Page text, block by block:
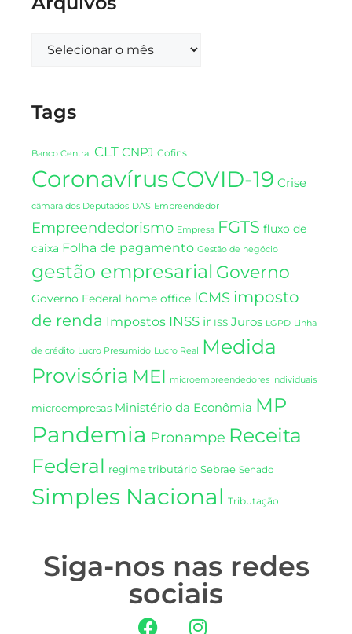
Tags
Banco Central CLT CNPJ Cofins
CoronavírusCOVID-19 Crise
câmara dos Deputados DAS Empreendedor
Empreendedorismo Empresa FGTS fluxo de
caixa Folha de pagamento Gestão de negócio
gestão empresarial Governo
Governo Federal home office ICMS imposto
de renda Impostos INSS ir ISS Juros LGPD Linha
de crédito Lucro Presumido Lucro Real
Medida
Provisória MEI microempreendedores individuais
microempresas Ministério da Econômia MP
Pandemia Pronampe Receita
Federal regime tributário Sebrae Senado
Simples Nacional Tributação
Siga-nos nas redes
sociais